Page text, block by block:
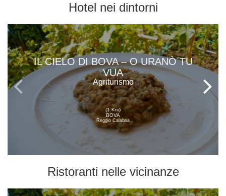
Hotel nei dintorni
IL CIELO DI BOVA – O URANÒ TU
VUA
Agriturismo
(1 Km)
BOVA
Reggio Calabria
Ristoranti nelle vicinanze